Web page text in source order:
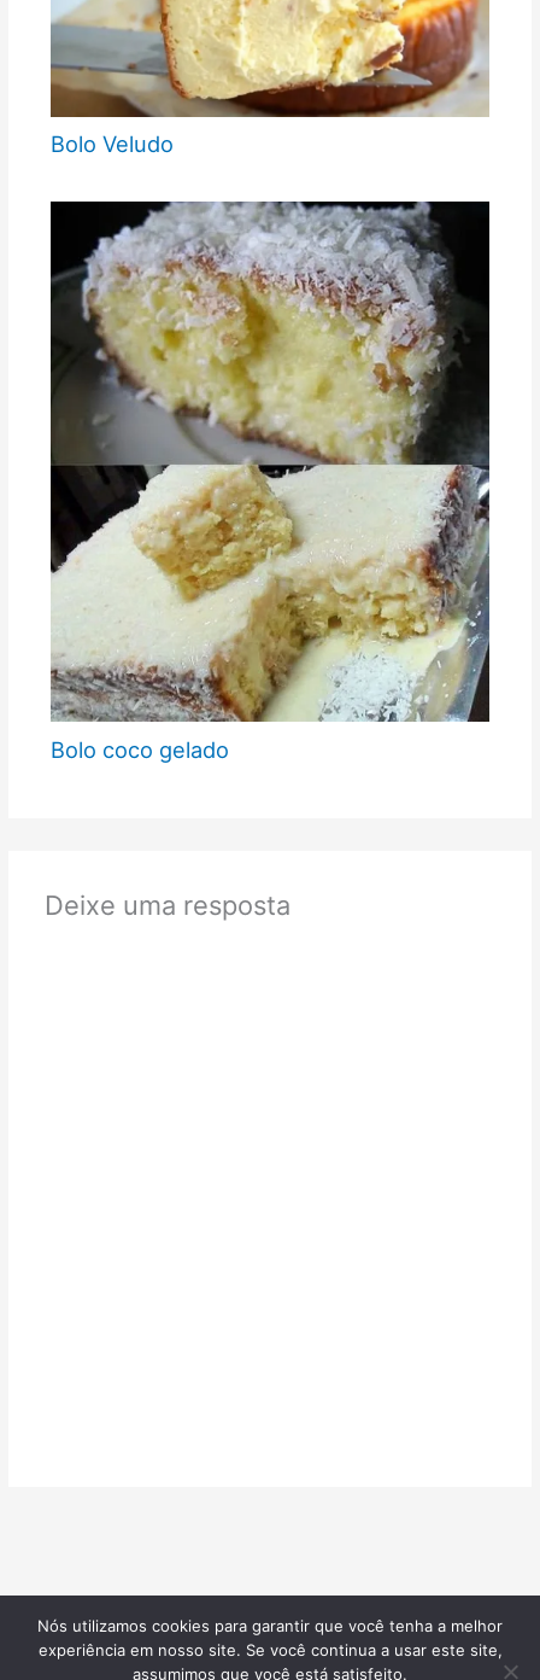
Bolo Veludo
Bolo coco gelado
Deixe uma resposta
Confeitarias de Sucesso
| Todos os direitos reservados |
Desenvolvido porBlotzads Network
Nós utilizamos cookies para garantir que você tenha a melhor
experiência em nosso site. Se você continua a usar este site,
assumimos que você está satisfeito.